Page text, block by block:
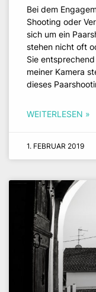
Bei dem
Shooting oder
sich um ein
stehen nicht oft
Sie
meiner Kamera
dieses
WEITERLESEN »
1. FEBRUAR 2019